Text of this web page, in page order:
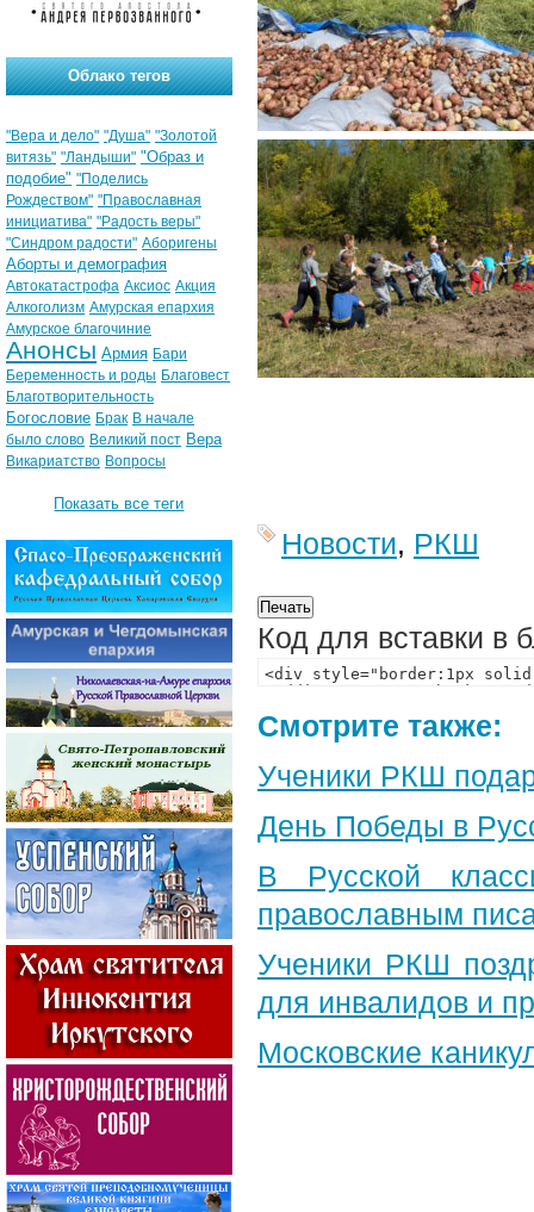
Новости, РКШ
Код для вставки в
Смотрите также:
Ученики РКШ
День Победы в
В Русской
православным
Ученики РКШ
для инвалидов и
Московские
Облако тегов
"Вера и дело" "Душа" "Золотой
витязь" "Ландыши" "Образ и
подобие" "Поделись
Рождеством" "Православная
инициатива" "Радость веры"
"Синдром радости" Аборигены
Аборты и демография
Автокатастрофа Аксиос Акция
Алкоголизм Амурская епархия
Амурское благочиние
Анонсы Армия Бари
Беременность и роды Благовест
Благотворительность
Богословие Брак В начале
было слово Великий пост Вера
Викариатство Вопросы
Показать все теги